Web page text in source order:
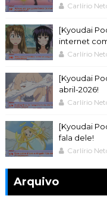
Carlírio
[Kyoudai
internet
Carlírio
[Kyoudai
abril-2026!
Carlírio
[Kyoudai
fala dele!
Carlírio
Arquivo